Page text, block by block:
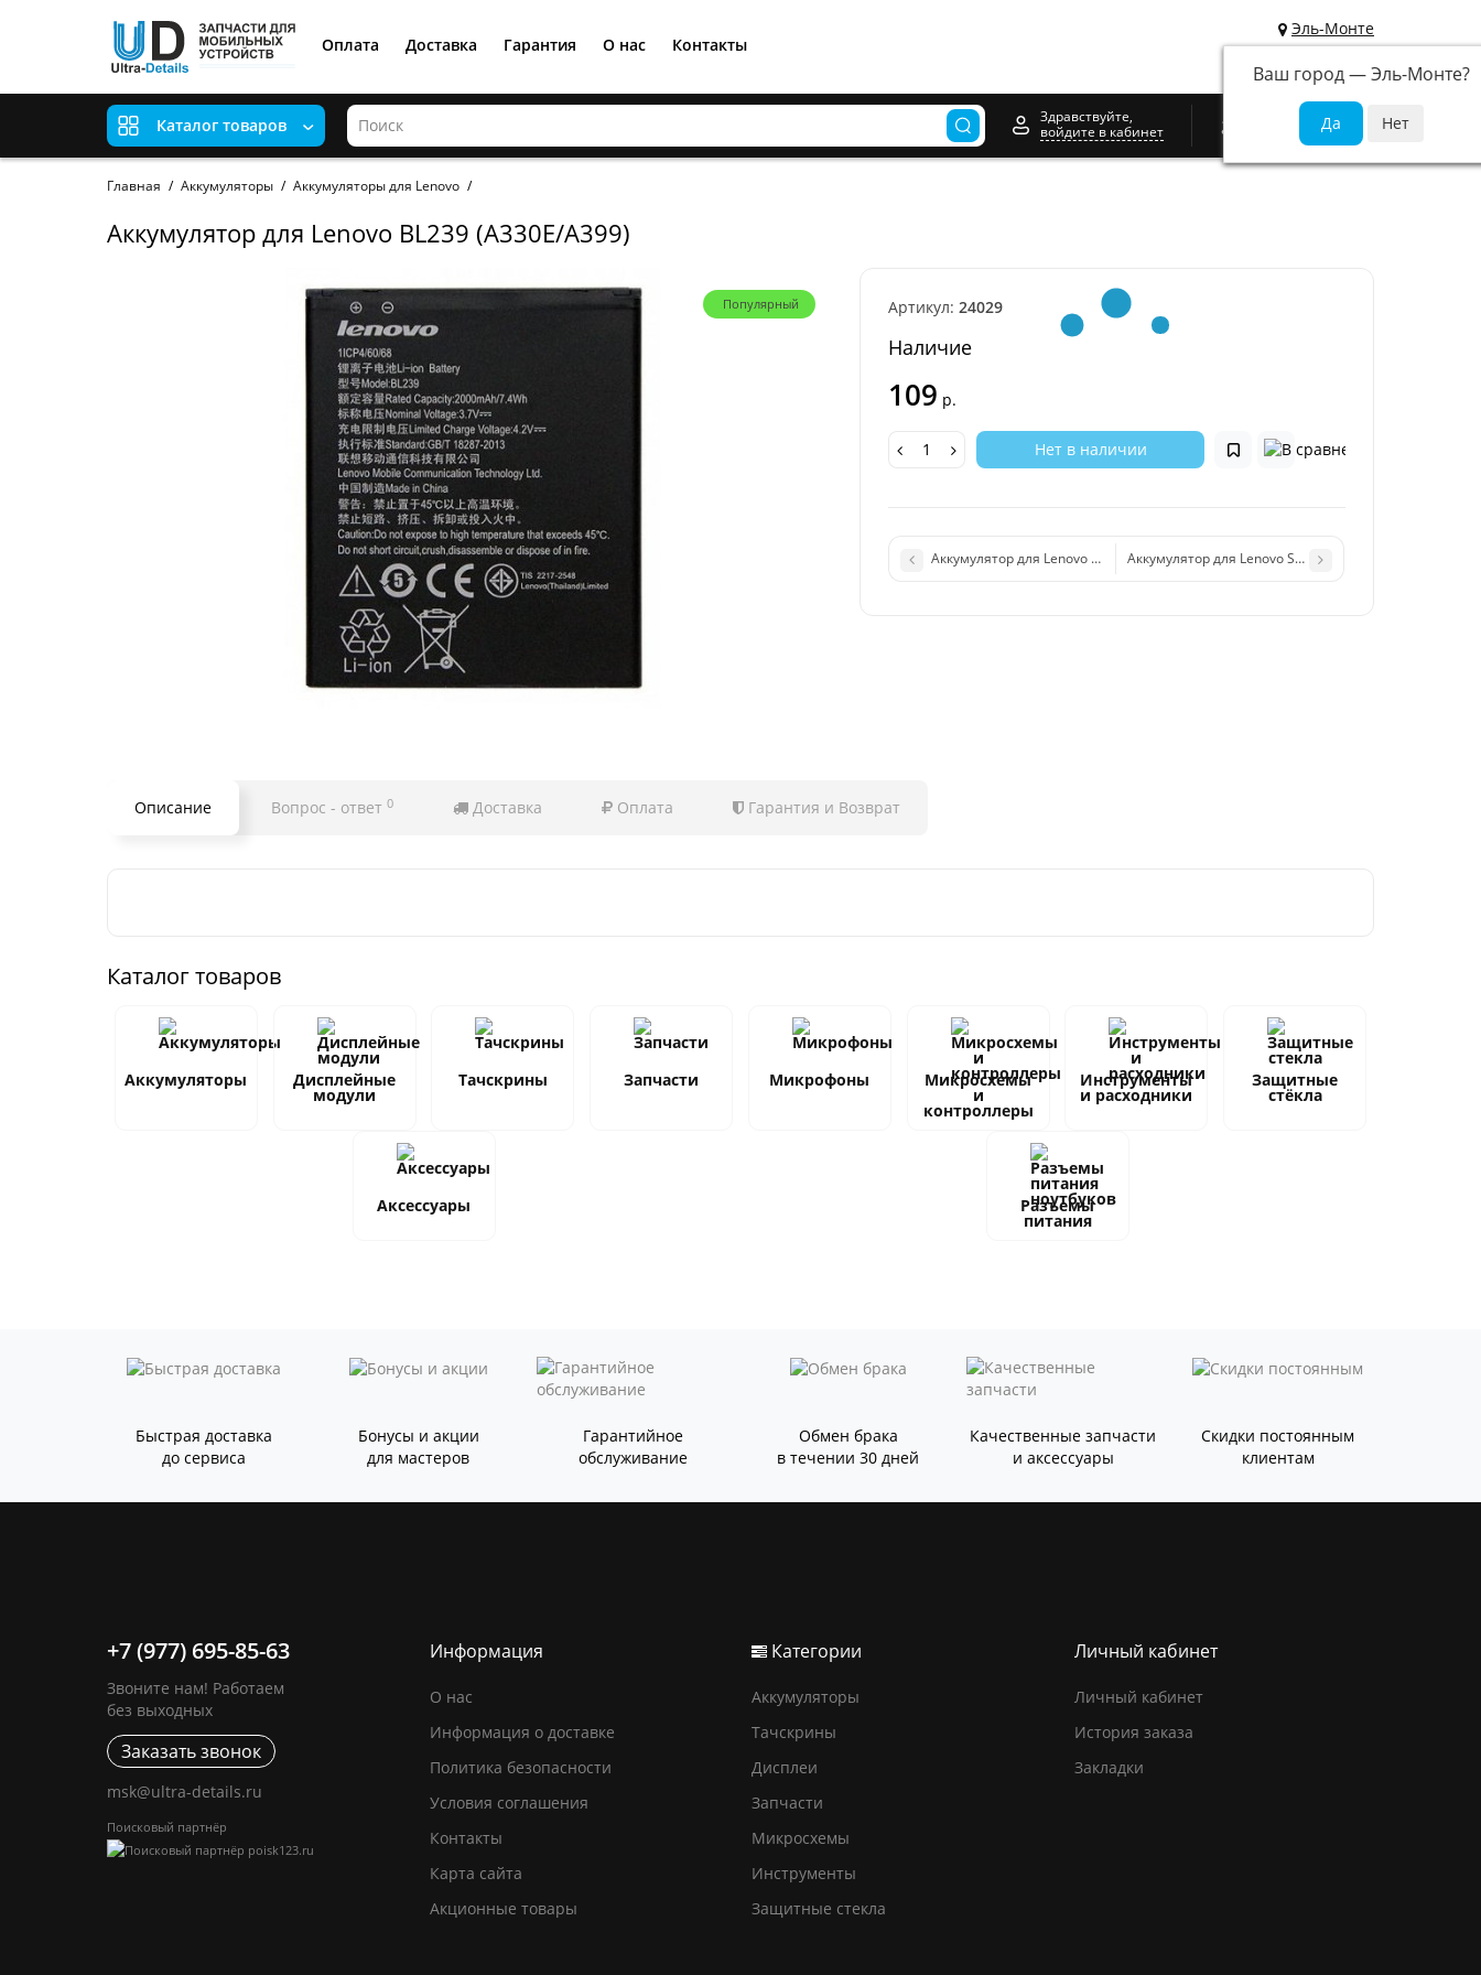
Эль-Монте
Ваш город —Эль-Монте?
Оплата Доставка Гарантия О нас Контакты
Каталог товаров
Здравствуйте,
войдите в кабинет
0
Главная Аккумуляторы Аккумуляторы для Lenovo
Аккумулятор для Lenovo BL239 (A330E/A399)
Популярный Артикул: 24029
Наличие
109 р.
Нет в наличии
Аккумулятор для Lenovo BL246 (Z90 Vibe Shot) тех. упак.
Аккумулятор для Lenovo S920 (BL208)
Описание Вопрос - ответ 0 Доставка Оплата Гарантия и Возврат
Каталог товаров
Аккумуляторы Дисплейные
модули
Тачскрины Запчасти Микрофоны Микросхемы
и
контроллеры
Инструменты
и расходники
Защитные
стёкла
Аксессуары Разъемы
питания
Быстрая доставка
до сервиса
Бонусы и акции
для мастеров
Гарантийное
обслуживание
Обмен брака
в течении 30 дней
Качественные запчасти
и аксессуары
Скидки постоянным
клиентам
+7 (977) 695-85-63
Звоните нам! Работаем
без выходных
Заказать звонок
msk@ultra-details.ru
Поисковый партнёр
Информация
О нас
Информация о доставке
Политика безопасности
Условия соглашения
Контакты
Карта сайта
Акционные товары
Категории
Аккумуляторы
Тачскрины
Дисплеи
Запчасти
Микросхемы
Инструменты
Защитные стекла
Личный кабинет
Личный кабинет
История заказа
Закладки